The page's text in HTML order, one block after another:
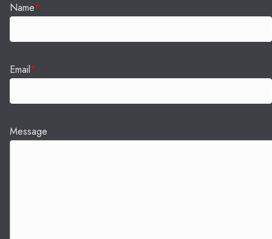
Name*
Email*
Message